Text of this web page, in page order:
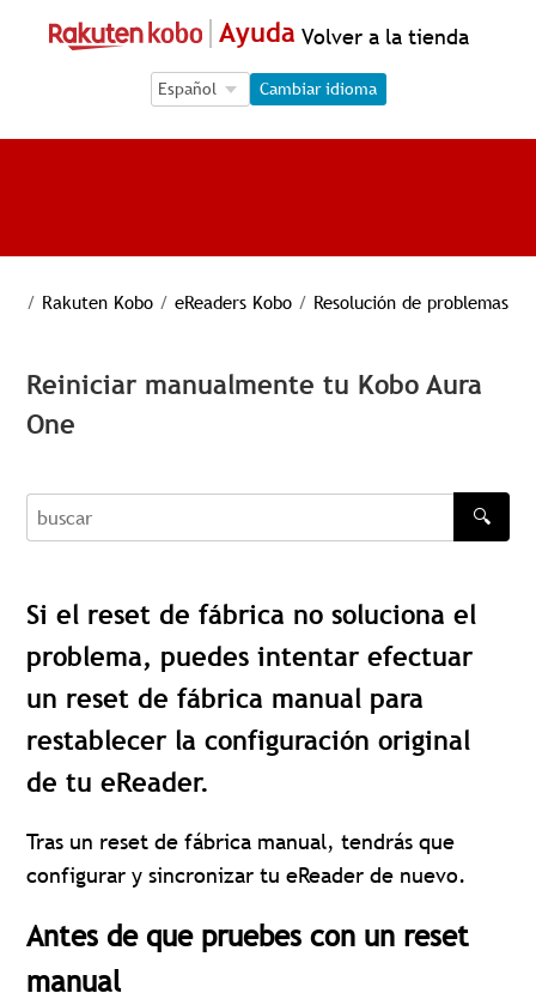
Ayuda Volver a la tienda
Language Selection
Language Selection
Cambiar idioma
/ Rakuten Kobo / eReaders Kobo / Resolución de problemas
Reiniciar manualmente tu Kobo Aura
One
buscar
🔍
Si el reset de fábrica no soluciona el
problema, puedes intentar efectuar
un reset de fábrica manual para
restablecer la configuración original
de tu eReader.
Tras un reset de fábrica manual, tendrás que
configurar y sincronizar tu eReader de nuevo.
Antes de que pruebes con un reset
manual